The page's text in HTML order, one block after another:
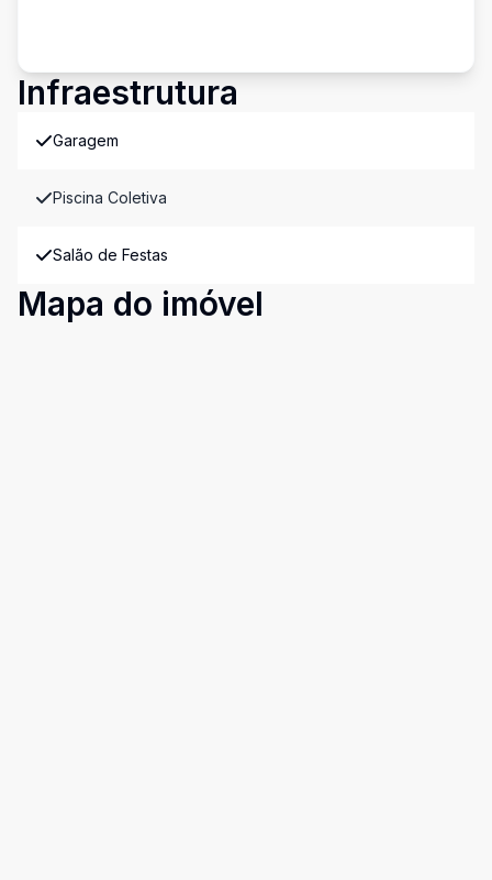
Infraestrutura
Garagem
Piscina Coletiva
Salão de Festas
Mapa do imóvel